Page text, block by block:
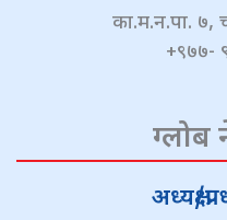
का.म.न.पा. ७,
+९७७-
ग्लोब
अध्यक्ष/